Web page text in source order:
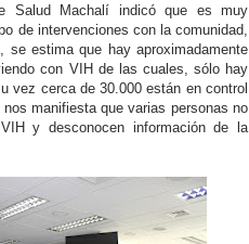
Salud Machalí indicó que es muy
de intervenciones con la comunidad,
se estima que hay aproximadamente
con VIH de las cuales, sólo hay
vez cerca de 30.000 están en control
manifiesta que varias personas no
y desconocen información de la